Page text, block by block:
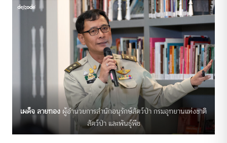
เผด็จ ลายทอง ผู้อำนวยการสำนักอนุรักษ์สัตว์ป่า กรมอุทยานแห่งชาติ
สัตว์ป่า และพันธุ์พืช